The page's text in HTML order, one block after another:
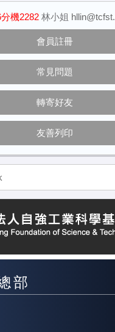
機2282 林小姐
會員註冊
常見問題
轉寄好友
友善列印
部